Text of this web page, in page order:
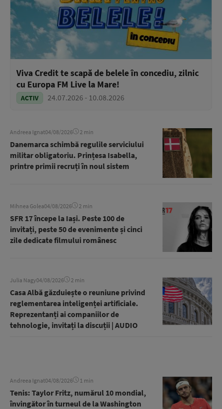
Viva Credit te scapă de belele în concediu, zilnic
cu Europa FM Live la Mare!
ACTIV 24.07.2026 - 10.08.2026
Andreea Ignat04/08/2026 2 min
Danemarca schimbă regulile serviciului
militar obligatoriu. Prințesa Isabella,
printre primii recruți în noul sistem
Mihnea Golea04/08/2026 2 min
SFR 17 începe la Iași. Peste 100 de
invitați, peste 50 de evenimente și cinci
zile dedicate filmului românesc
Julia Nagy04/08/2026 2 min
Casa Albă găzduiește o reuniune privind
reglementarea inteligenței artificiale.
Reprezentanți ai companiilor de
tehnologie, invitați la discuții | AUDIO
Andreea Ignat04/08/2026 1 min
Tenis: Taylor Fritz, numărul 10 mondial,
învingător în turneul de la Washington